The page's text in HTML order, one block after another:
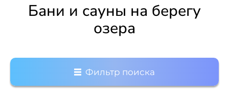
Бани и сауны на берегу
озера
Фильтр поиска